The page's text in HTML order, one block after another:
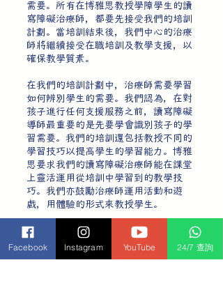
需要。所有在博雅思教授學障學生的讀
寫障礙治療師，都要先接受我們的培訓
計劃。當培訓結束後，我們中心的治療
師將繼續接受在職培訓及教學支援，以
確保教學質素。
在我們的培訓計劃中，治療師需要學習
如何辨別學生的需要。我們認為，在對
孩子進行任何支援服務之前，讀寫障礙
導師最重要的是先要學會識別孩子的學
習需要。我們的培訓還包括教授不同的
學習技巧以提高學生的學習能力。博雅
思要求我們的讀寫障礙治療師能在課堂
上靈活運用從培訓中學習到的教學技
巧。我們亦鼓勵治療師運用活動和遊
戲，用體驗的形式來教授學生。
除培訓計劃外，我們亦為讀寫障礙導師
提供在職培訓，我們會定期觀察和評估
學生訓練的情況，從而提升課堂的教學
Facebook Instagram YouTube 24/7 查詢